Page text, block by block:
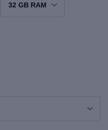
32 GB RAM